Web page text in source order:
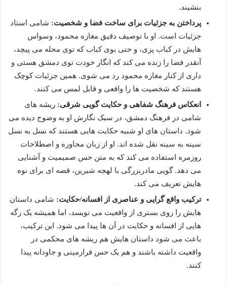
بنشیند.
پرداختن به جزئیات برای ساخت فضا و شخصیت: شامی استاد
جزئیات است. او با توصیف دقیق مغازه محمود، وسواس
هایش در کباب پزی، و حتی بوی کباب که توی محله می پیچد،
آنقدر فضا را زنده می کند که انگار خودت توی دمشق هستی و
داری از کنار مغازه محمود رد می شوی. همین جزئیات کوچک
هستند که شخصیت ها را واقعی و قابل لمس می کنند.
انعکاس فرهنگ شفاهی و حکایت گویی شرقی: ریشه های
شامی در فرهنگ دمشق، در سبک نگارش او به وضوح دیده می
شود. داستان های او شبیه حکایت هایی هستند که نسل به نسل
سینه به سینه نقل شده اند. او از زبان محاوره و اصطلاحات
روزمره استفاده می کند که به متن حس صمیمیت و آشنایی
می دهد. گویی مادربزرگی با لهجه شیرین، قصه ای برای نوه
هایش تعریف می کند.
ترکیب واقع گرایی و عناصری از افسانه/حکایت: شامی داستان
هایش را روی بستری از واقعیت می نویسد، اما همیشه یک رگه
هایی از افسانه و حکایت در آن ها پیدا می شود. این ترکیب،
باعث می شود داستان هایش هم ریشه های محکمی در
واقعیت داشته باشند و هم یک حس فرازمینی و جاودانه پیدا
کنند.